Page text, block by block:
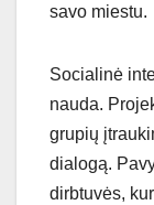
savo miestu.
Socialinė
nauda.
grupių
dialogą.
dirbtuvės,